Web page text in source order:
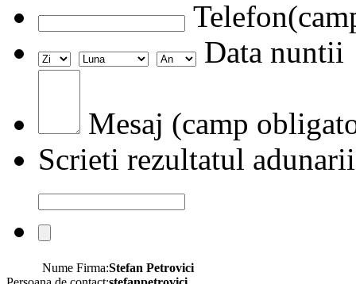
Data nuntii
Mesaj (camp
Scrieti rezultatul adunarii
Nume Firma:Stefan Petrovici